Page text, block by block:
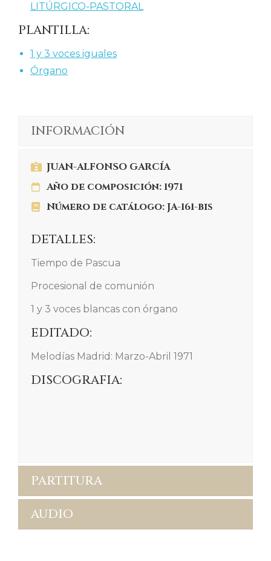
LITÚRGICO-PASTORAL
PLANTILLA:
1 y 3 voces iguales
Órgano
INFORMACIÓN
JUAN-ALFONSO GARCÍA
Año de composición: 1971
Número de catálogo: JA-161-bis
DETALLES:
Tiempo de Pascua
Procesional de comunión
1 y 3 voces blancas con órgano
EDITADO:
Melodías Madrid: Marzo-Abril 1971
DISCOGRAFIA:
PARTITURA
AUDIO